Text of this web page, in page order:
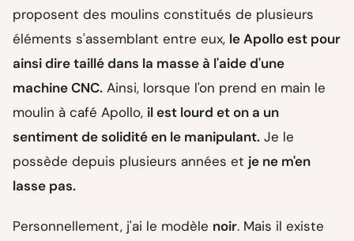
proposent des moulins constitués de plusieurs
éléments s'assemblant entre eux, le Apollo est pour
ainsi dire taillé dans la masse à l'aide d'une
machine CNC. Ainsi, lorsque l'on prend en main le
moulin à café Apollo, il est lourd et on a un
sentiment de solidité en le manipulant. Je le
possède depuis plusieurs années et je ne m'en
lasse pas.
Personnellement, j'ai le modèle noir. Mais il existe